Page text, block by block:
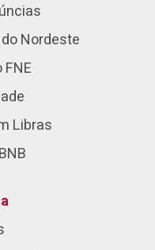
Nordeste
FNE
Libras